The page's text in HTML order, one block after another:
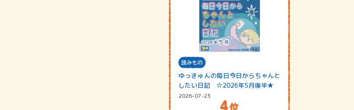
読みもの
ゆっきゅんの毎日今日からちゃんと
したい日記 ☆2026年5月後半★
2026-07-23